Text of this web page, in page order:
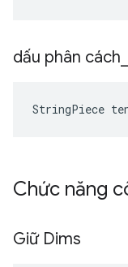
dấu phân cách
StringPiece
Chức năng
Giữ Dims